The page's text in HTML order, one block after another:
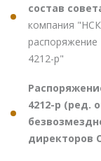
состав
компания
распоряжение
4212-р"
4212-р (ред.
директоров